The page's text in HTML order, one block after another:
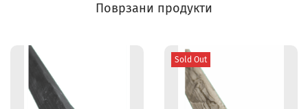
Поврзани продукти
Sold Out